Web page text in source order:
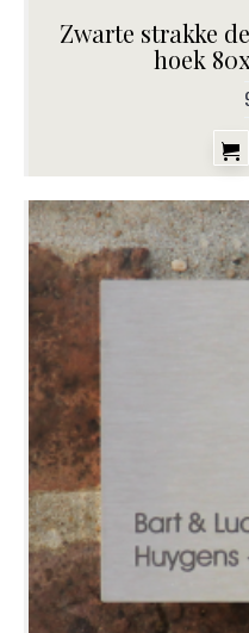
Zwarte strakke
hoek